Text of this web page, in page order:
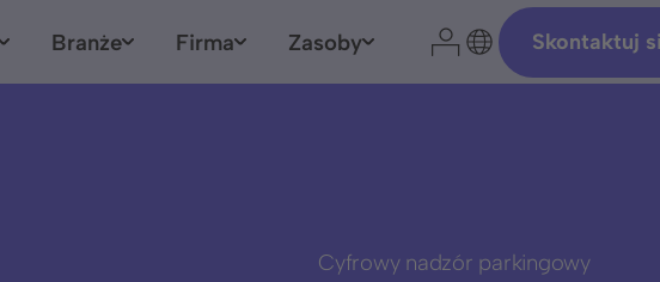
Branże Firma Zasoby Skontaktuj
Cyfrowy nadzór parkingowy